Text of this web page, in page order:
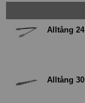
Alltång
Alltång